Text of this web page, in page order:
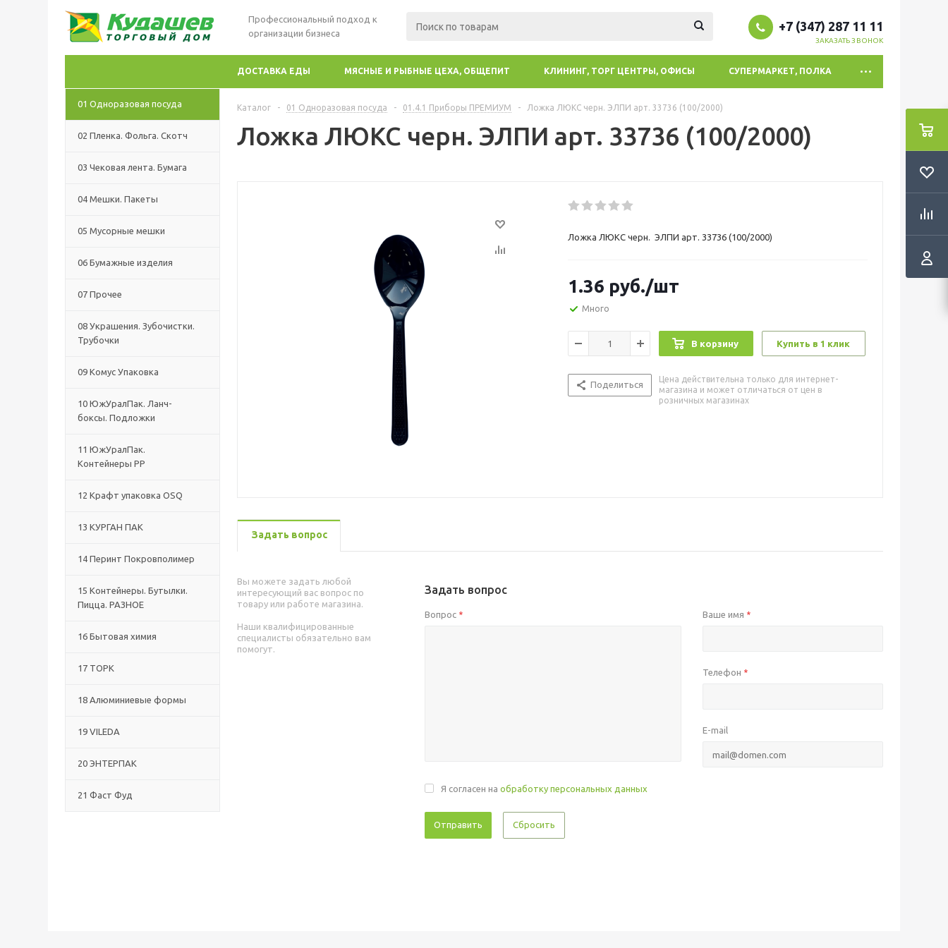
Профессиональный подход к
организации бизнеса
+7 (347) 287 11 11
ЗАКАЗАТЬ ЗВОНОК
ДОСТАВКА ЕДЫ МЯСНЫЕ И РЫБНЫЕ ЦЕХА, ОБЩЕПИТ КЛИНИНГ, ТОРГ ЦЕНТРЫ, ОФИСЫ СУПЕРМАРКЕТ, ПОЛКА
01 Одноразовая посуда
02 Пленка. Фольга. Скотч
03 Чековая лента. Бумага
04 Мешки. Пакеты
05 Мусорные мешки
06 Бумажные изделия
07 Прочее
08 Украшения. Зубочистки.
Трубочки
09 Комус Упаковка
10 ЮжУралПак. Ланч-
боксы. Подложки
11 ЮжУралПак.
Контейнеры РР
12 Крафт упаковка OSQ
13 КУРГАН ПАК
14 Перинт Покровполимер
15 Контейнеры. Бутылки.
Пицца. РАЗНОЕ
16 Бытовая химия
17 ТОРК
18 Алюминиевые формы
19 VILEDA
20 ЭНТЕРПАК
21 Фаст Фуд
Каталог - 01 Одноразовая посуда - 01.4.1 Приборы ПРЕМИУМ - Ложка ЛЮКС черн. ЭЛПИ арт. 33736 (100/2000)
Ложка ЛЮКС черн. ЭЛПИ арт. 33736 (100/2000)
Ложка ЛЮКС черн. ЭЛПИ арт. 33736 (100/2000)
1.36 руб./шт
Много
В корзину Купить в 1 клик
Поделиться
Цена действительна только для интернет-
магазина и может отличаться от цен в
розничных магазинах
Задать вопрос
Вы можете задать любой
интересующий вас вопрос по
товару или работе магазина.
Наши квалифицированные
специалисты обязательно вам
помогут.
Задать вопрос
Вопрос * Ваше имя *
Телефон *
E-mail
Я согласен на обработку персональных данных
Сбросить